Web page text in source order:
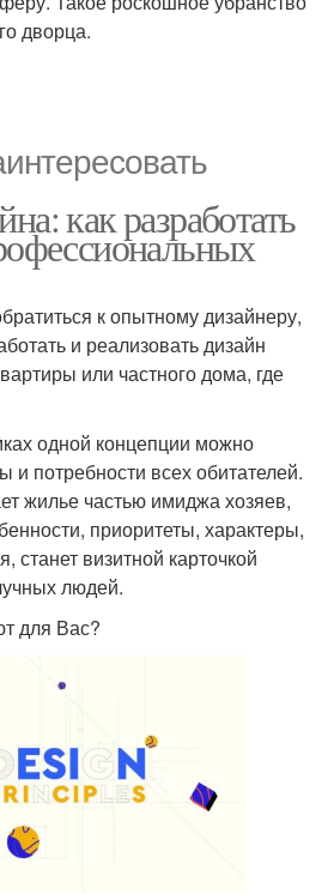
дворца.
как разработать
к опытному дизайнеру,
и реализовать дизайн
или частного дома, где
одной концепции можно
и потребности всех обитателей.
жилье частью имиджа хозяев,
приоритеты, характеры,
станет визитной карточкой
людей.
для Вас?